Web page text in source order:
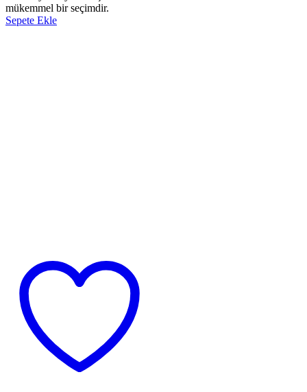
mükemmel bir seçimdir.
Sepete Ekle